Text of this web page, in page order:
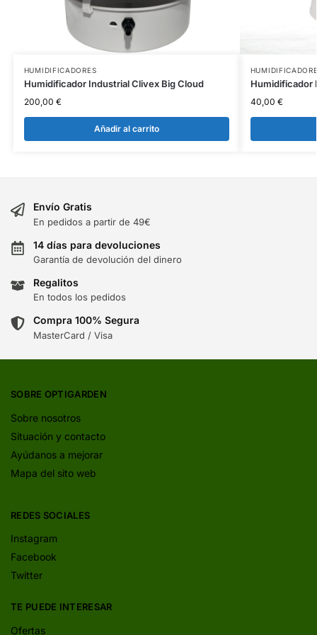
HUMIDIFICADORES
Humidificador Industrial Clivex Big Cloud
200,00 €
Añadir al carrito
Humidificador
40,00 €
Envío Gratis
En pedidos a partir de 49€
14 días para devoluciones
Garantía de devolución del dinero
Regalitos
En todos los pedidos
Compra 100% Segura
MasterCard / Visa
SOBRE OPTIGARDEN
Sobre nosotros
Situación y contacto
Ayúdanos a mejorar
Mapa del sito web
REDES SOCIALES
Instagram
Facebook
Twitter
TE PUEDE INTERESAR
Ofertas